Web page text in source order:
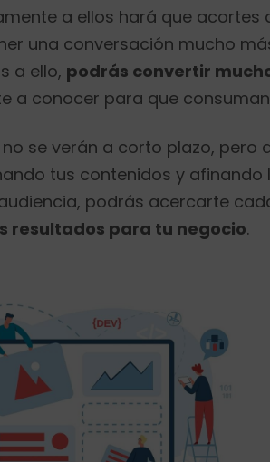
a ellos hará que acortes
una conversación mucho
a ello, podrás convertir
a conocer para que
se verán a corto plazo, pero
tus contenidos y afinando
podrás acercarte
resultados para tu negocio.